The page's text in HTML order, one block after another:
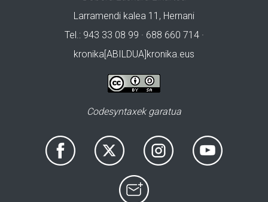
Larramendi kalea 11, Hernani
Tel.: 943 33 08 99 · 688 660 714 ·
kronika[ABILDUA]kronika.eus
Codesyntaxek garatua